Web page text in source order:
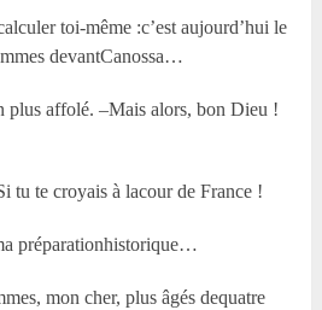
toi-même :c’est aujourd’hui le
devantCanossa…
affolé. –Mais alors, bon Dieu !
te croyais à lacour de France !
préparationhistorique…
mon cher, plus âgés dequatre